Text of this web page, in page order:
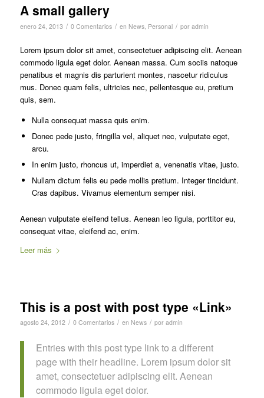
A small gallery
enero 24, 2013 / 0 Comentarios / en News, Personal / por admin
Lorem ipsum dolor sit amet, consectetuer adipiscing elit. Aenean
commodo ligula eget dolor. Aenean massa. Cum sociis natoque
penatibus et magnis dis parturient montes, nascetur ridiculus
mus. Donec quam felis, ultricies nec, pellentesque eu, pretium
quis, sem.
Nulla consequat massa quis enim.
Donec pede justo, fringilla vel, aliquet nec, vulputate eget,
arcu.
In enim justo, rhoncus ut, imperdiet a, venenatis vitae, justo.
Nullam dictum felis eu pede mollis pretium. Integer tincidunt.
Cras dapibus. Vivamus elementum semper nisi.
Aenean vulputate eleifend tellus. Aenean leo ligula, porttitor eu,
consequat vitae, eleifend ac, enim.
Leer más
This is a post with post type «Link»
agosto 24, 2012 / 0 Comentarios / en News / por admin
Entries with this post type link to a different
page with their headline. Lorem ipsum dolor sit
amet, consectetuer adipiscing elit. Aenean
commodo ligula eget dolor.